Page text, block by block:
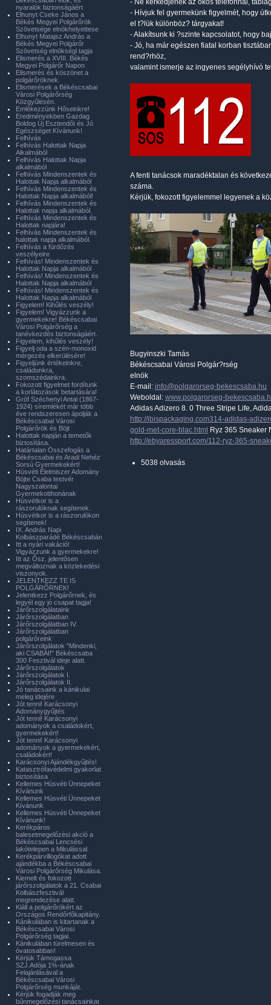
- Ne kérkedjenek az okos telefonnal,
- Hívjuk fel gyermekünk figyelmét, hogy
el t?lük különböz? tárgyakat!
- Alakítsunk ki ?szinte kapcsolatot, hogy
- Jó, ha már egészen fiatal korban
rend?rhöz,
valamint ismerje az ingyenes segélyhívó
A fenti tanácsok maradéktalan és
száma.
Kérjük, fokozott figyelemmel legyenek a
Bugyinszki Tamás
Békéscsabai Városi Polgár?rség
elnök
E-mail: info@polgarorseg-bekescsaba.hu
Weboldal: www.polgarorseg-
Adidas Adizero 8. 0 Three Stripe Life,
http://ibispackaging.com314-adidas-
gold-met-core-blac.html Ryz 365 Sneaker
http://ebyaressport.com/112-ryz-365-
5038 olvasás
nyaralók biztonságáért
Elhunyt Cseke János a
Békés Megyei Polgárőrök
Szövetsége elnökhelyettese
Elhunyt Matajsz András a
Békés Megyei Polgárőr
Szövetség elnökségi tagja
Elismerés a XVIII. Békés
Megyei Polgárőr Napon
Elismerés és köszönet a
polgárőröknek.
Elismerések a Békéscsabai
Városi Polgárőrség
Közgyűlésén.
Emlékezzünk Hőseinkre!
Eredményekben Gazdag
Boldog Új Esztendőt és Jó
Egészséget Kívánunk!
Felhívás
Felhívás Halottak Napja
Alkalmából
Felhívás Halottak Napja
alkalmából
Felhívás Mindenszentek és
Halottak Napja alkalmából
Felhívás Mindenszentek és
Halottak Napja alkalmából!
Felhívás Mindenszentek és
Halottak napja alkalmából.
Felhívás Mindenszentek és
Halottak napjára!
Felhívás Mindenszentek és
halottak napja alkalmából.
Felhívás a fürdőzés
veszélyeire
Felhívás! Mindenszentek és
Halottak Napja alkalmából
Felhívás! Mindenszentek és
Halottak Napja alkalmából
Felhívás! Mindenszentek és
Halottak Napja alkalmából
Figyelem! Kihűlés veszély!
Figyelem! Vigyázzunk a
gyermekekre! Békéscsabai
Városi Polgárőrség a
tanévkezdés biztonságáért.
Figyelem, kihűlés veszély!
Figyelj oda a szén-monoxid
mérgezés elkerülésére!
Figyeljünk értékeinkre,
családunkra,
szomszédainkra.
Fokozott figyelmet fordítunk
a korlátozások betartására!
Gróf Széchenyi Antal (1867-
1924) síremlékét már több
éve rendszeresen ápolják a
Békéscsabai Városi
Polgárőrök és Böjt
Halottak napján a temetők
biztosítása.
Határtalan Összefogás a
Békéscsabai és Aradi Nehéz
Sorsú Gyermekekért!
Húsvéti Élelmiszer Adomány
Böjte Csaba testvér
Nagyszalontai
Gyermekotthonának
Húsvétkor is a
rászorulóknak segítenek.
Húsvétkor is a rászorulókon
segítenek!
IX. András Napi
Kolbászparádé Békéscsabán
Itt a nyári vakáció!
Vigyázzunk a gyermekekre!
Itt az Ősz, jelentősen
megváltoznak a közlekedési
viszonyok.
JELENTKEZZ TE IS
POLGÁRŐRNEK!
Jelentkezz Polgárőrnek, és
legyél egy jó csapat tagja!
Járőrszolgálataink
Járőrszolgálatban
Járőrszolgálatban IV.
Járőrszolgálatban
polgárőreink
Járőrszolgálatok "Mindenki,
aki CSABAI!" Békéscsaba
300 Fesztivál ideje alatt.
Járőrszolgálatok
Járőrszolgálatok I.
Járőrszolgálatok II.
Jó tanácsaink a kánikulai
meleg idejére
Jót tenni! Karácsonyi
Adománygyűjtés
Jót tenni! Karácsonyi
adományok a családokért,
gyermekekért!
Jót tenni! Karácsonyi
adományok a gyermekekért,
családokért!
Karácsonyi Ajándékgyűjtés!
Katasztrófavédelmi gyakorlat
biztosítása
Kellemes Húsvéti Ünnepeket
Kívánunk
Kellemes Húsvéti Ünnepeket
Kívánunk
Kellemes Húsvéti Ünnepeket
Kívánunk!
Kerékpáros
balesetmegelőzési akció a
Békéscsabai Lencsési
lakótelepen a Mikulással.
Kerékpárvillogókat adott
ajándékba a Békéscsabai
Városi Polgárőrség Mikulása.
Kiemelt és fokozott
járőrszolgálatok a 21. Csabai
Kolbászfesztivál
megrendezése alatt.
Kiáll a polgárőrökért az
Országos Rendőrfőkapitány.
Kánikulában is kitartanak a
Békéscsabai Városi
Polgárőrség tagjai.
Kánikulában türelmesen és
óvatosabban!
Kérjük Támogassa
SZJ.Adója 1%-ának
Felajánlásával a
Békéscsabai Városi
Polgárőrség munkáját.
Kérjük fogadják meg
bűnmegelőzési tanácsainkat